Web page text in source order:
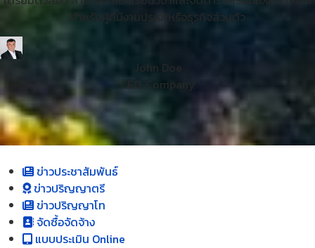
สำหรับผู้ที่มีงานประจำหรือธุรกิจส่วนตัว
John Doe
CEO, Company
ข่าวประชาสัมพันธ์
ข่าวปริญญาตรี
ข่าวปริญญาโท
จัดซื้อจัดจ้าง
แบบประเมิน Online